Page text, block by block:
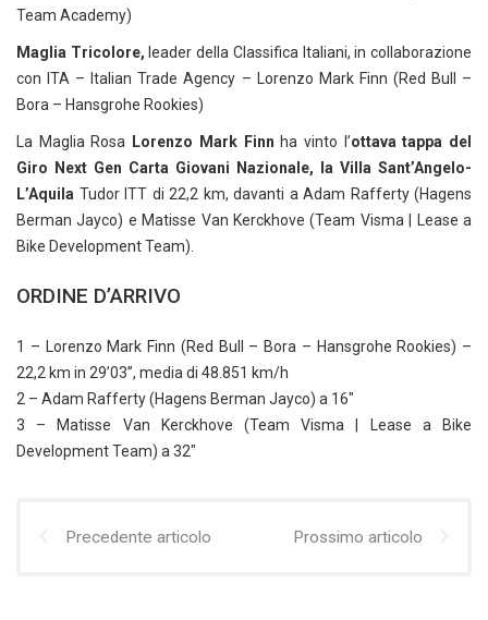
Team Academy)
Maglia Tricolore, leader della Classifica Italiani, in collaborazione
con ITA – Italian Trade Agency – Lorenzo Mark Finn (Red Bull –
Bora – Hansgrohe Rookies)
La Maglia Rosa Lorenzo Mark Finn ha vinto l’ottava tappa del
Giro Next Gen Carta Giovani Nazionale, la Villa Sant’Angelo-
L’Aquila Tudor ITT di 22,2 km, davanti a Adam Rafferty (Hagens
Berman Jayco) e Matisse Van Kerckhove (Team Visma | Lease a
Bike Development Team).
ORDINE D’ARRIVO
1 – Lorenzo Mark Finn (Red Bull – Bora – Hansgrohe Rookies) –
22,2 km in 29’03”, media di 48.851 km/h
2 – Adam Rafferty (Hagens Berman Jayco) a 16″
3 – Matisse Van Kerckhove (Team Visma | Lease a Bike
Development Team) a 32″
Precedente articolo Prossimo articolo